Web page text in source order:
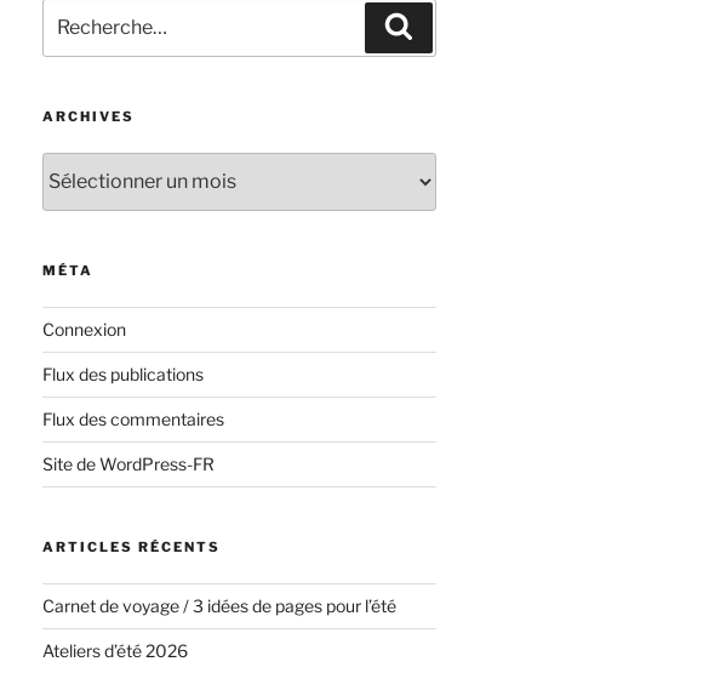
pour
:
ARCHIVES
MÉTA
Connexion
Flux des publications
Flux des commentaires
Site de WordPress-FR
ARTICLES RÉCENTS
Carnet de voyage / 3 idées de pages pour l’été
Ateliers d’été 2026